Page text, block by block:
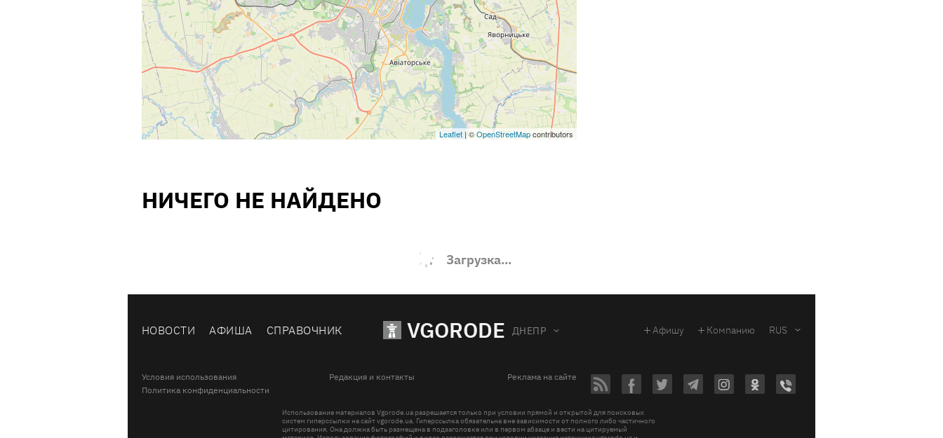
Leaflet | ©OpenStreetMapcontributors
НИЧЕГО НЕ НАЙДЕНО
Загрузка...
НОВОСТИ АФИША СПРАВОЧНИК VGORODE ДНЕПР Афишу Компанию RUS
Условия использования Редакция и контакты
Реклама на сайте
Политика конфиденциальности
Использование материалов Vgorode.ua разрешается только при условии прямой и открытой для поисковых
систем гиперссылки на сайт vgorode.ua. Гиперссылка обязательна вне зависимости от полного либо частичного
цитирования. Она должна быть размещена в подзаголовке или в первом абзаце и вести на цитируемый